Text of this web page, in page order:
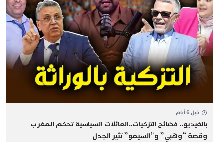
قبل 6 أيام
بالفيديو.. فضائح التزكيات..العائلات السياسية تحكم المغرب
وقصة “وهبي” و”السيمو” تثير الجدل